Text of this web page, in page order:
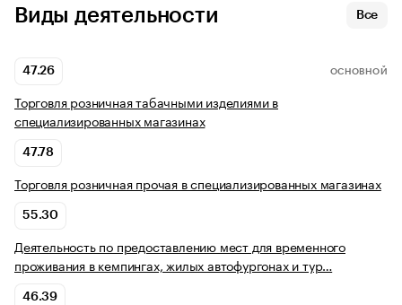
Виды деятельности Все
47.26 ОСНОВНОЙ
Торговля розничная табачными изделиями в
специализированных магазинах
47.78
Торговля розничная прочая в специализированных магазинах
55.30
Деятельность по предоставлению мест для временного
проживания в кемпингах, жилых автофургонах и тур…
46.39